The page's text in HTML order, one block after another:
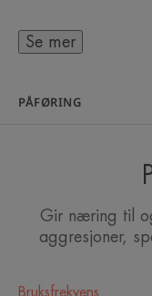
Nærende
Se mer
PÅFØRING
Gir næring til
aggresjoner,
Bruksfrekvens